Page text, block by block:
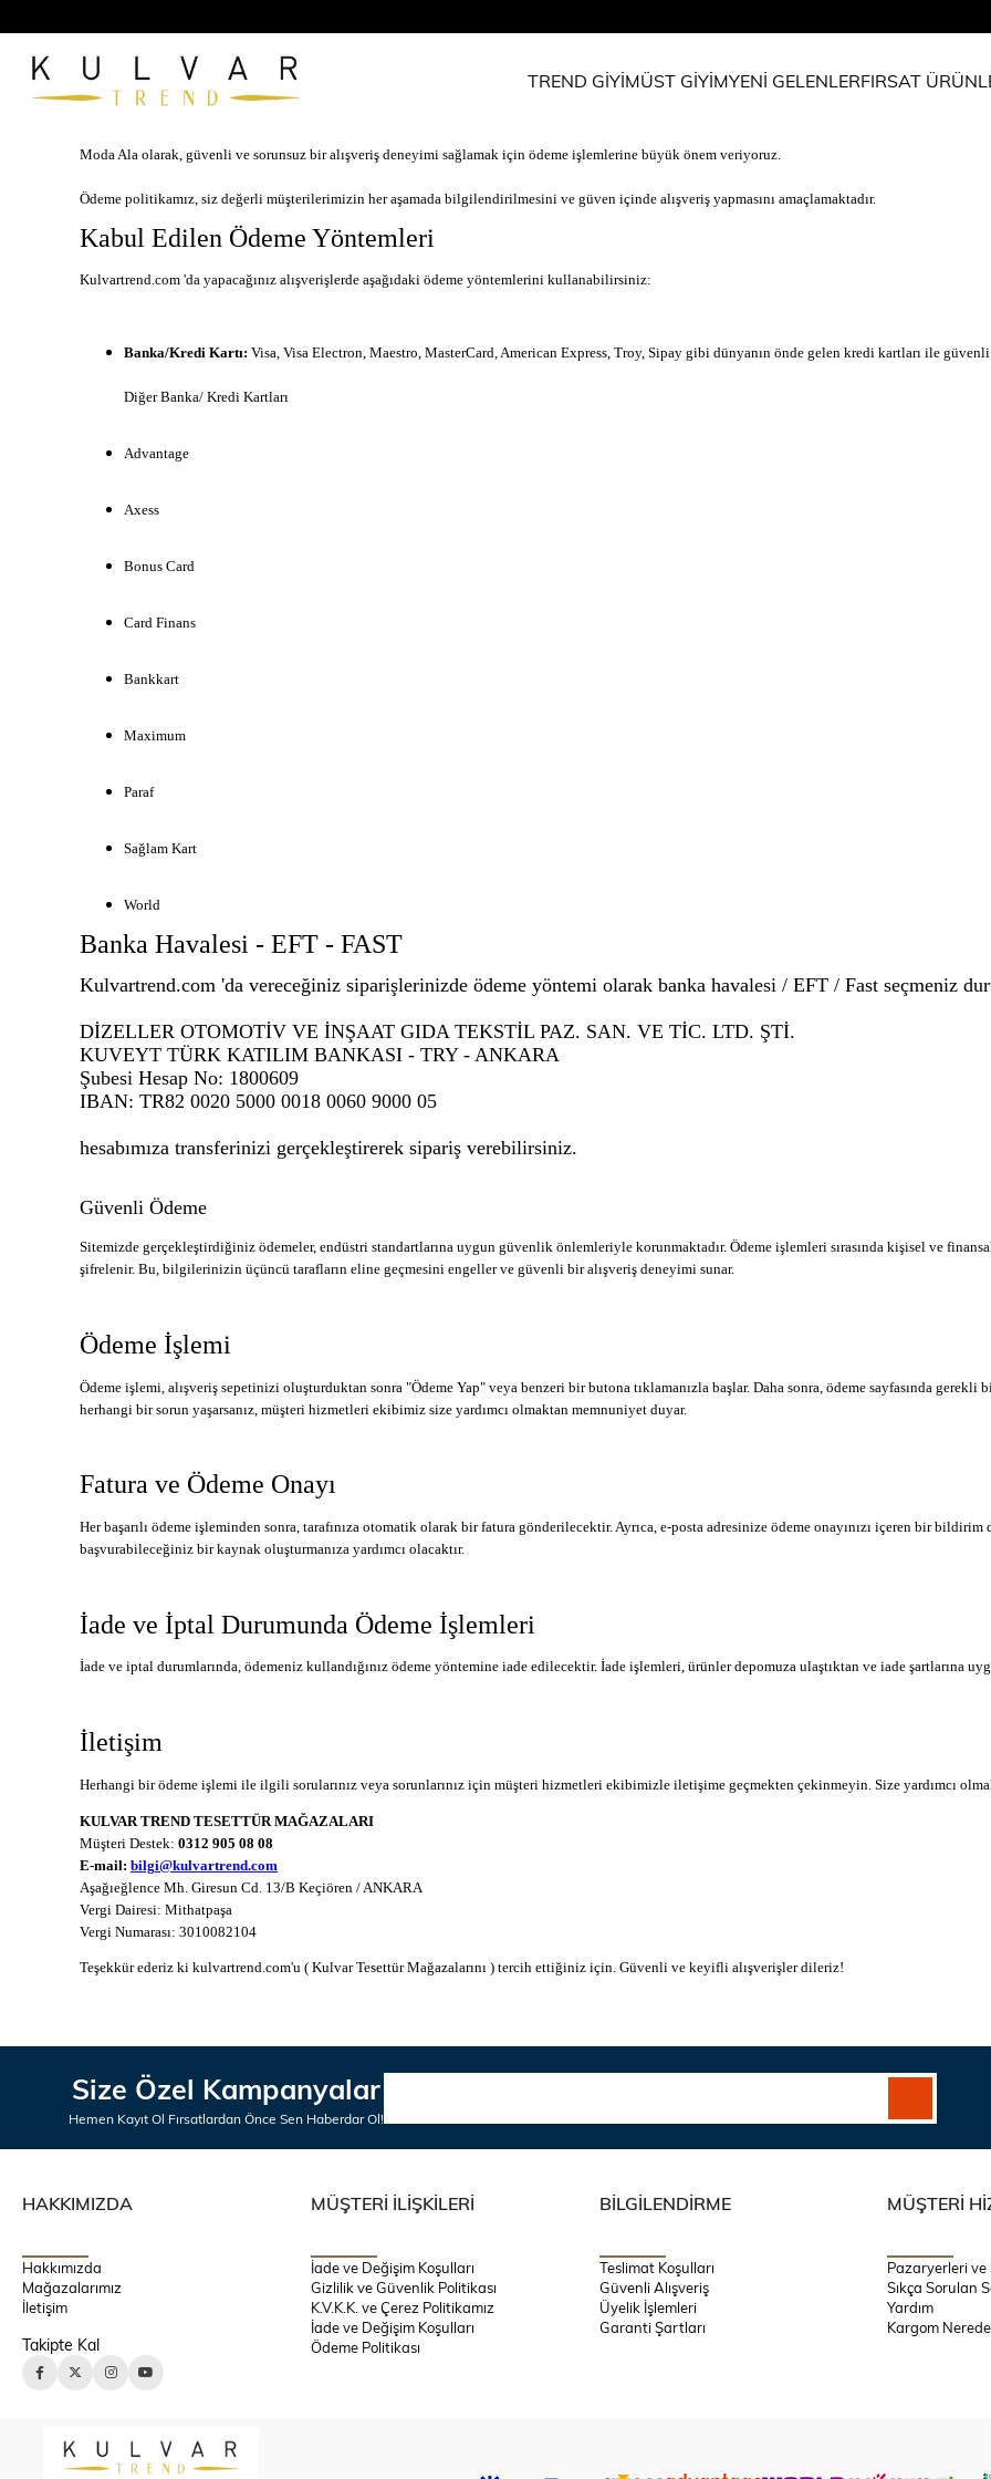
TREND GİYİMÜST GİYİMYENİ GELENLERFIRSAT
Moda Ala olarak, güvenli ve sorunsuz bir alışveriş deneyimi sağlamak için ödeme işlemlerine büyük önem veriyoruz.
Ödeme politikamız, siz değerli müşterilerimizin her aşamada bilgilendirilmesini ve güven içinde alışveriş yapmasını amaçlamaktadır.
Kabul Edilen Ödeme Yöntemleri
Kulvartrend.com 'da yapacağınız alışverişlerde aşağıdaki ödeme yöntemlerini kullanabilirsiniz:
Banka/Kredi Kartı: Visa, Visa Electron, Maestro, MasterCard, American Express, Troy, Sipay gibi dünyanın önde gelen kredi kartları ile
Diğer Banka/ Kredi Kartları
Advantage
Axess
Bonus Card
Card Finans
Bankkart
Maximum
Paraf
Sağlam Kart
World
Banka Havalesi - EFT - FAST
Kulvartrend.com 'da vereceğiniz siparişlerinizde ödeme yöntemi olarak banka havalesi / EFT / Fast seçmeniz
DİZELLER OTOMOTİV VE İNŞAAT GIDA TEKSTİL PAZ. SAN. VE TİC. LTD. ŞTİ.
KUVEYT TÜRK KATILIM BANKASI - TRY - ANKARA
Şubesi Hesap No: 1800609
IBAN: TR82 0020 5000 0018 0060 9000 05
hesabımıza transferinizi gerçekleştirerek sipariş verebilirsiniz.
Güvenli Ödeme
Sitemizde gerçekleştirdiğiniz ödemeler, endüstri standartlarına uygun güvenlik önlemleriyle korunmaktadır. Ödeme işlemleri sırasında kişisel ve
şifrelenir. Bu, bilgilerinizin üçüncü tarafların eline geçmesini engeller ve güvenli bir alışveriş deneyimi sunar.
Ödeme İşlemi
Ödeme işlemi, alışveriş sepetinizi oluşturduktan sonra "Ödeme Yap" veya benzeri bir butona tıklamanızla başlar. Daha sonra, ödeme sayfasında
herhangi bir sorun yaşarsanız, müşteri hizmetleri ekibimiz size yardımcı olmaktan memnuniyet duyar.
Fatura ve Ödeme Onayı
Her başarılı ödeme işleminden sonra, tarafınıza otomatik olarak bir fatura gönderilecektir. Ayrıca, e-posta adresinize ödeme onayınızı içeren bir
başvurabileceğiniz bir kaynak oluşturmanıza yardımcı olacaktır.
İade ve İptal Durumunda Ödeme İşlemleri
İade ve iptal durumlarında, ödemeniz kullandığınız ödeme yöntemine iade edilecektir. İade işlemleri, ürünler depomuza ulaştıktan ve iade şartlarına
İletişim
Herhangi bir ödeme işlemi ile ilgili sorularınız veya sorunlarınız için müşteri hizmetleri ekibimizle iletişime geçmekten çekinmeyin. Size yardımcı
KULVAR TREND TESETTÜR MAĞAZALARI
Müşteri Destek: 0312 905 08 08
E-mail: bilgi@kulvartrend.com
Aşağıeğlence Mh. Giresun Cd. 13/B Keçiören / ANKARA
Vergi Dairesi: Mithatpaşa
Vergi Numarası: 3010082104
Teşekkür ederiz ki kulvartrend.com'u ( Kulvar Tesettür Mağazalarını ) tercih ettiğiniz için. Güvenli ve keyifli alışverişler dileriz!
Size Özel Kampanyalar
Hemen Kayıt Ol Fırsatlardan Önce Sen Haberdar Ol!
HAKKIMIZDA
Hakkımızda
Mağazalarımız
İletişim
Takipte Kal
MÜŞTERİ İLİŞKİLERİ
İade ve Değişim Koşulları
Gizlilik ve Güvenlik Politikası
K.V.K.K. ve Çerez Politikamız
İade ve Değişim Koşulları
Ödeme Politikası
BİLGİLENDİRME
Teslimat Koşulları
Güvenli Alışveriş
Üyelik İşlemleri
Garanti Şartları
MÜŞTERİ
Pazaryerleri
Sıkça Sorulan
Yardım
Kargom